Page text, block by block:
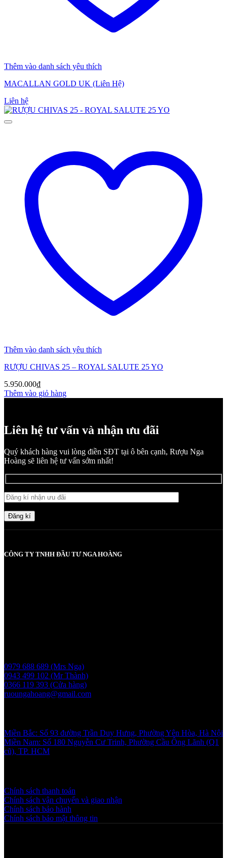
Thêm vào danh sách yêu thích
MACALLAN GOLD UK (Liên Hệ)
Liên hệ
Thêm vào danh sách yêu thích
RƯỢU CHIVAS 25 – ROYAL SALUTE 25 YO
5.950.000₫
Thêm vào giỏ hàng
Liên hệ tư vấn và nhận ưu đãi
Quý khách hàng vui lòng điền SĐT tại ô bên cạnh, Rượu Nga
Hoàng sẽ liên hệ tư vấn sớm nhất!
Đăng kí
CÔNG TY TNHH ĐẦU TƯ NGA HOÀNG
0979 688 689 (Mrs Nga)
0943 499 102 (Mr Thành)
0366 119 393 (Cửa hàng)
ruoungahoang@gmail.com
Miền Bắc: Số 93 đường Trần Duy Hưng, Phường Yên Hòa, Hà Nội
Miền Nam: Số 180 Nguyễn Cư Trinh, Phường Cầu Ông Lãnh (Q1
cũ), TP. HCM
Chính sách thanh toán
Chính sách vận chuyển và giao nhận
Chính sách bảo hành
Chính sách bảo mật thông tin